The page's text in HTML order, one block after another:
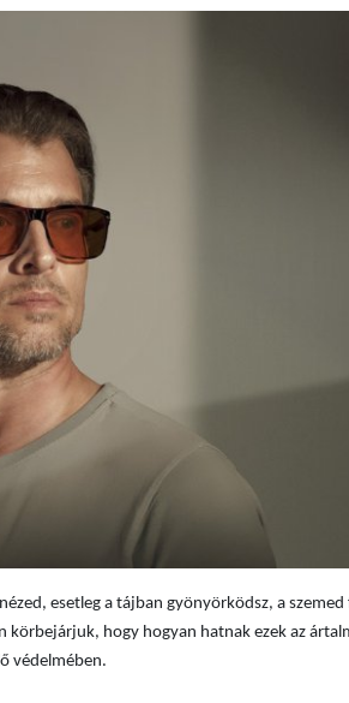
esetleg a tájban gyönyörködsz, a
körbejárjuk, hogy hogyan hatnak ezek az
védelmében.